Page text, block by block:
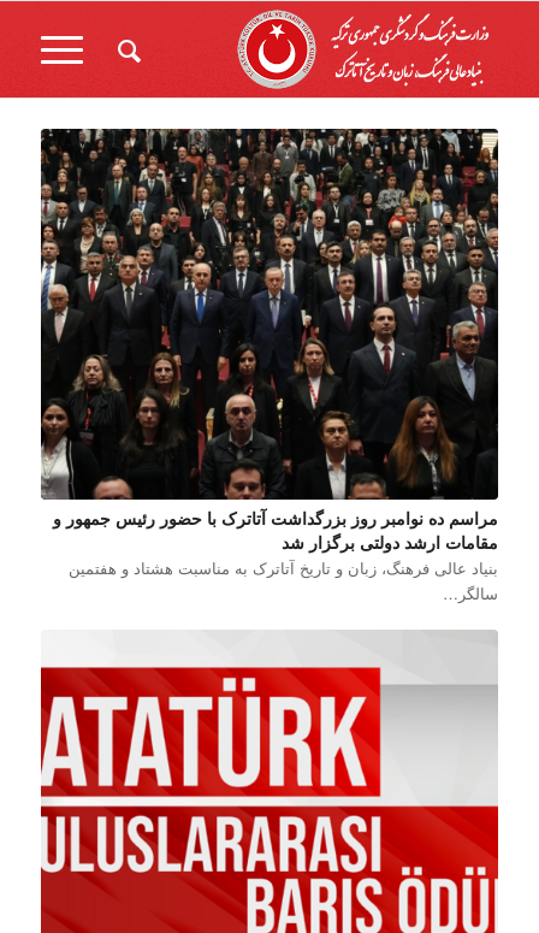
مراسم ده نوامبر روز بزرگداشت آتاترک با حضور رئیس جمهور و
مقامات ارشد دولتی برگزار شد
بنیاد عالی فرهنگ، زبان و تاریخ آتاترک به مناسبت هشتاد و هفتمین
سالگر…